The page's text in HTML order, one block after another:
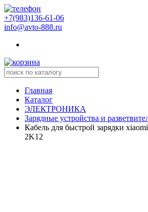
+7(983)136-61-06
info@avto-888.ru
Главная
Каталог
ЭЛЕКТРОНИКА
Зарядные устройства и
Кабель для быстрой зарядки
2K12